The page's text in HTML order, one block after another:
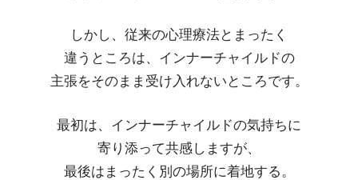
しかし、従来の心理療法とまったく
違うところは、インナーチャイルドの
主張をそのまま受け入れないところです。
最初は、インナーチャイルドの気持ちに
寄り添って共感しますが、
最後はまったく別の場所に着地する。